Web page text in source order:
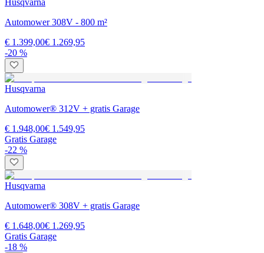
Husqvarna
Automower 308V - 800 m²
€ 1.399,00€ 1.269,95
-20 %
Husqvarna
Automower® 312V + gratis Garage
€ 1.948,00€ 1.549,95
Gratis Garage
-22 %
Husqvarna
Automower® 308V + gratis Garage
€ 1.648,00€ 1.269,95
Gratis Garage
-18 %